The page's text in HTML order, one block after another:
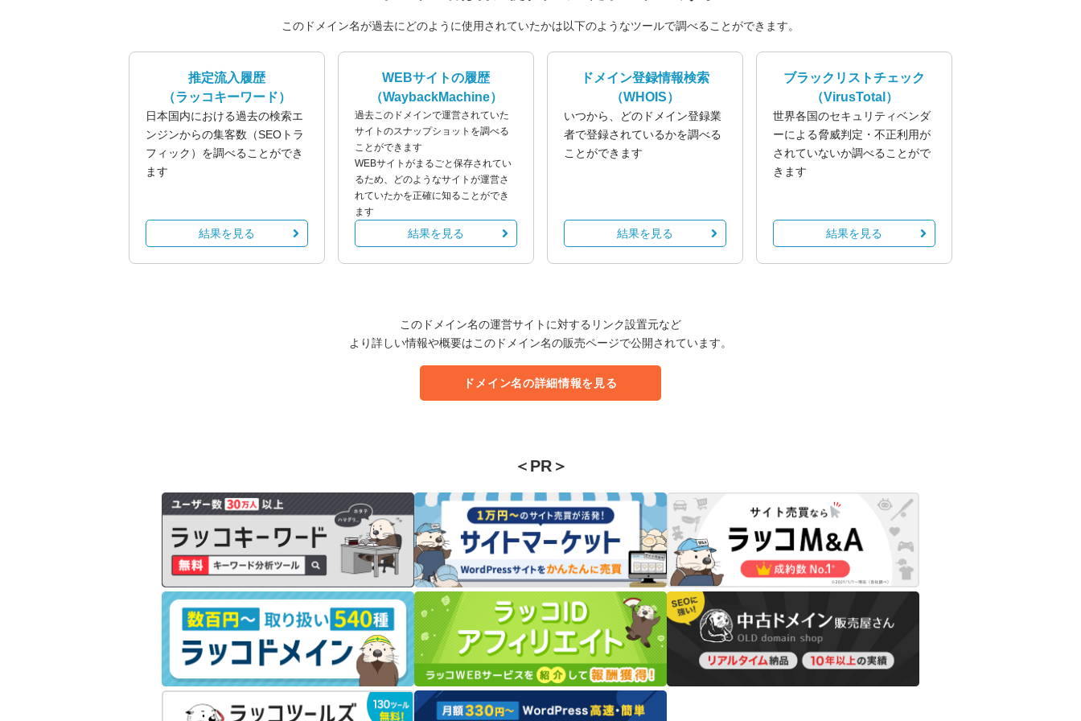
このドメイン名が過去にどのように使用されていたかは以下のようなツールで調べることができます。
推定流入履歴
（ラッコキーワード）
日本国内における過去の検索エ
ンジンからの集客数（SEOトラ
フィック）を調べることができ
ます
結果を見る
WEBサイトの履歴
（WaybackMachine）
過去このドメインで運営されていた
サイトのスナップショットを調べる
ことができます
WEBサイトがまるごと保存されてい
るため、どのようなサイトが運営さ
れていたかを正確に知ることができ
ます
結果を見る
ドメイン登録情報検索
（WHOIS）
いつから、どのドメイン登録業
者で登録されているかを調べる
ことができます
結果を見る
ブラックリストチェック
（VirusTotal）
世界各国のセキュリティベンダ
ーによる脅威判定・不正利用が
されていないか調べることがで
きます
結果を見る
このドメイン名の運営サイトに対するリンク設置元など
より詳しい情報や概要はこのドメイン名の販売ページで公開されています。
ドメイン名の詳細情報を見る
＜PR＞